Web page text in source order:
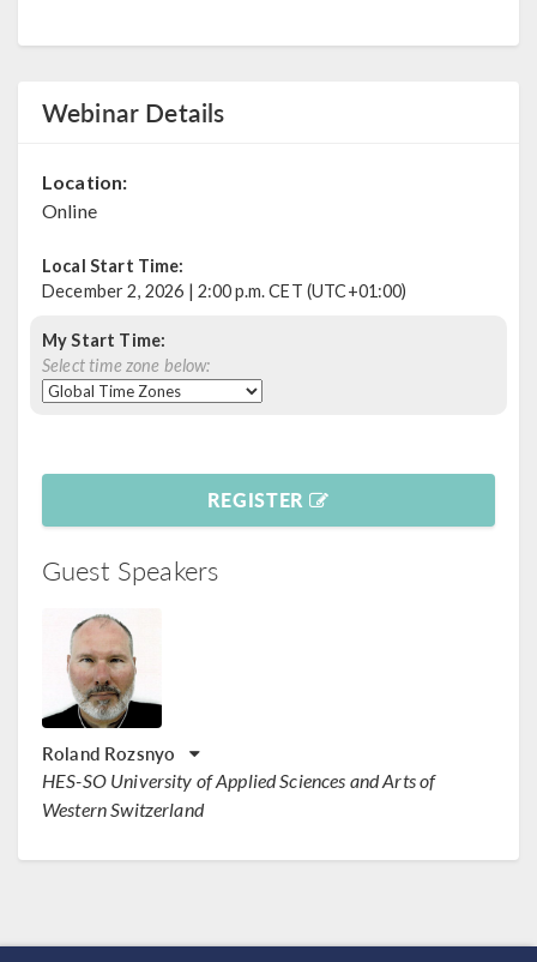
Webinar Details
Location:
Online
Local Start Time:
December 2, 2026 | 2:00 p.m. CET (UTC+01:00)
My Start Time:
Select time zone below:
REGISTER
Guest Speakers
Roland Rozsnyo
HES-SO University of Applied Sciences and Arts of
Western Switzerland